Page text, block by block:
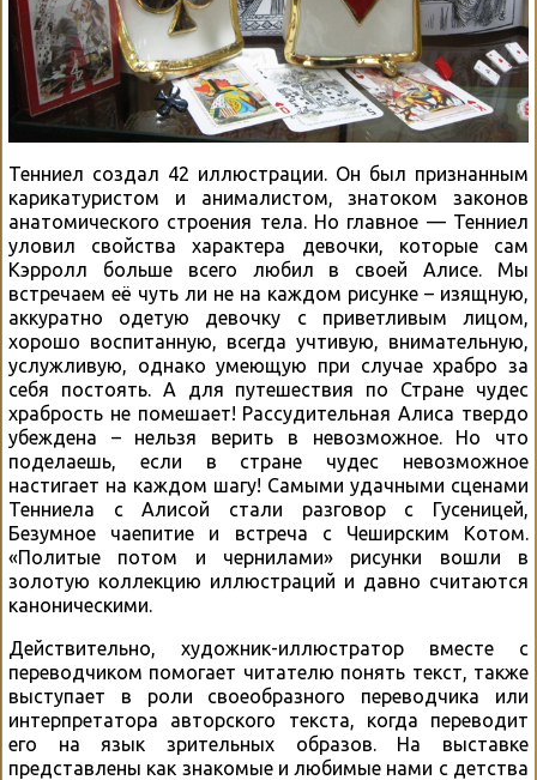
Тенниел создал 42 иллюстрации. Он был признанным
карикатуристом и анималистом, знатоком законов
анатомического строения тела. Но главное — Тенниел
уловил свойства характера девочки, которые сам
Кэрролл больше всего любил в своей Алисе. Мы
встречаем её чуть ли не на каждом рисунке – изящную,
аккуратно одетую девочку с приветливым лицом,
хорошо воспитанную, всегда учтивую, внимательную,
услужливую, однако умеющую при случае храбро за
себя постоять. А для путешествия по Стране чудес
храбрость не помешает! Рассудительная Алиса твердо
убеждена – нельзя верить в невозможное. Но что
поделаешь, если в стране чудес невозможное
настигает на каждом шагу! Самыми удачными сценами
Тенниела с Алисой стали разговор с Гусеницей,
Безумное чаепитие и встреча с Чеширским Котом.
«Политые потом и чернилами» рисунки вошли в
золотую коллекцию иллюстраций и давно считаются
каноническими.
Действительно, художник-иллюстратор вместе с
переводчиком помогает читателю понять текст, также
выступает в роли своеобразного переводчика или
интерпретатора авторского текста, когда переводит
его на язык зрительных образов. На выставке
представлены как знакомые и любимые нами с детства